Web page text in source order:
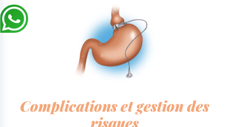
Complications et gestion des
risques